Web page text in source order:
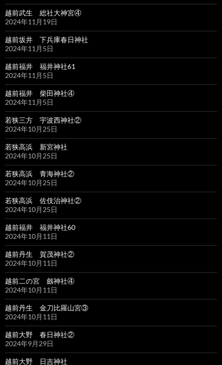
越前武生 総社大神宮④
2024年11月19日
越前坂井 下兵庫春日神社
2024年11月5日
越前福井 福井神社61
2024年11月5日
越前福井 柴田神社④
2024年11月5日
若狭三方 宇波西神社②
2024年10月25日
若狭高浜 新宮神社
2024年10月25日
若狭高浜 青海神社②
2024年10月25日
若狭高浜 佐伎治神社②
2024年10月25日
越前福井 福井神社60
2024年10月11日
越前丹生 賀茂神社②
2024年10月11日
越前二の宮 劔神社④
2024年10月11日
越前丹生 金刀比羅山宮③
2024年10月11日
越前大野 春日神社②
2024年9月29日
越前大野 日吉神社